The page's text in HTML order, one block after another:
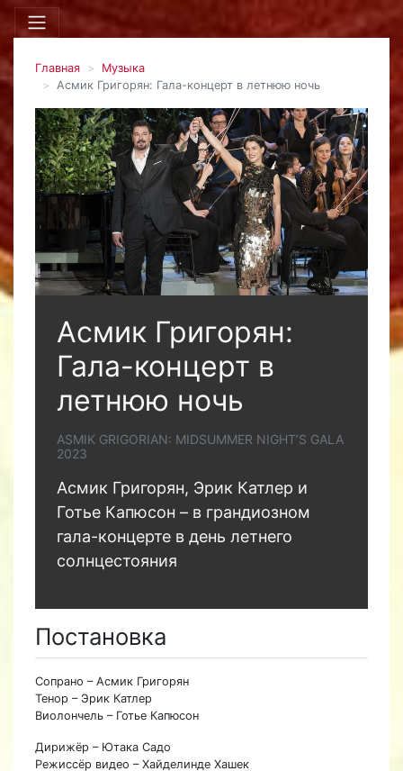
Главная
Музыка
Асмик Григорян: Гала-концерт в летнюю ночь
Асмик Григорян:
Гала-концерт в
летнюю ночь
ASMIK GRIGORIAN: MIDSUMMER NIGHT’S GALA
2023
Асмик Григорян, Эрик Катлер и
Готье Капюсон – в грандиозном
гала-концерте в день летнего
солнцестояния
Постановка
Сопрано – Асмик Григорян
Тенор – Эрик Катлер
Виолончель – Готье Капюсон
Дирижёр – Ютака Садо
Режиссёр видео – Хайделинде Хашек